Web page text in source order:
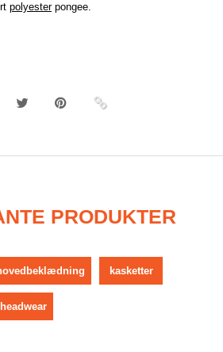
polyesterpongee.
PRODUKTER
kasketter